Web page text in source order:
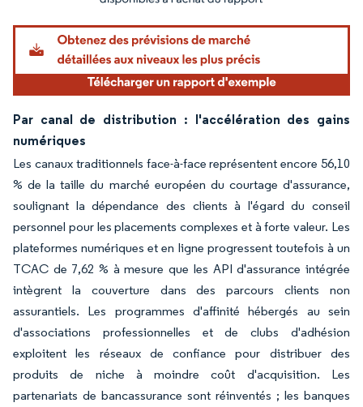
Par canal de distribution : l'accélération des gains
numériques
Les canaux traditionnels face-à-face représentent encore 56,10
% de la taille du marché européen du courtage d'assurance,
soulignant la dépendance des clients à l'égard du conseil
personnel pour les placements complexes et à forte valeur. Les
plateformes numériques et en ligne progressent toutefois à un
TCAC de 7,62 % à mesure que les API d'assurance intégrée
intègrent la couverture dans des parcours clients non
assurantiels. Les programmes d'affinité hébergés au sein
d'associations professionnelles et de clubs d'adhésion
exploitent les réseaux de confiance pour distribuer des
produits de niche à moindre coût d'acquisition. Les
partenariats de bancassurance sont réinventés ; les banques